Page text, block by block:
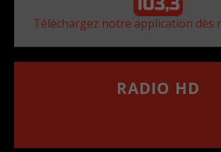
Téléchargez notre application dès
RADIO HD